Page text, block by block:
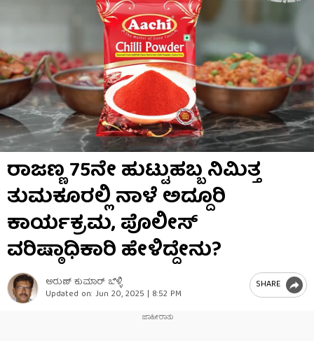
seconds
minutes,
seconds
ರಾಜಣ್ಣ 75ನೇ ಹುಟ್ಟುಹಬ್ಬ ನಿಮಿತ್ತ
ತುಮಕೂರಲ್ಲಿ ನಾಳೆ ಅದ್ದೂರಿ
ಕಾರ್ಯಕ್ರಮ, ಪೊಲೀಸ್
ವರಿಷ್ಠಾಧಿಕಾರಿ ಹೇಳಿದ್ದೇನು?
ಅರುಣ್​ ಕುಮಾರ್​ ಬೆಳ್ಳಿ
Updated on: Jun 20, 2025 | 8:52 PM
SHARE